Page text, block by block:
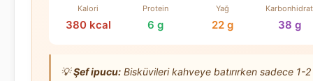
Kalori
380 kcal
Protein
6 g
Yağ
22 g
Karbonhidrat
38 g
💡Şef ipucu: Bisküvileri kahveye batırırken sadece 1-2